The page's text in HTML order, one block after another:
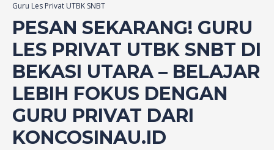
Guru Les Privat UTBK SNBT
PESAN SEKARANG! GURU
LES PRIVAT UTBK SNBT DI
BEKASI UTARA – BELAJAR
LEBIH FOKUS DENGAN
GURU PRIVAT DARI
KONCOSINAU.ID